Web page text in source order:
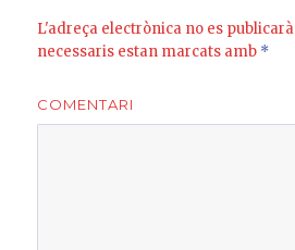
L'adreça electrònica no es publicarà
necessaris estan marcats amb *
COMENTARI